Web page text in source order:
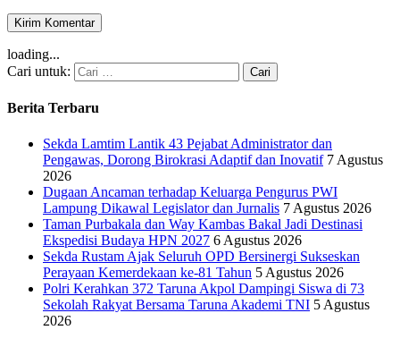
loading...
Cari untuk:
Berita Terbaru
Sekda Lamtim Lantik 43 Pejabat Administrator dan
Pengawas, Dorong Birokrasi Adaptif dan Inovatif 7 Agustus
2026
Dugaan Ancaman terhadap Keluarga Pengurus PWI
Lampung Dikawal Legislator dan Jurnalis 7 Agustus 2026
Taman Purbakala dan Way Kambas Bakal Jadi Destinasi
Ekspedisi Budaya HPN 2027 6 Agustus 2026
Sekda Rustam Ajak Seluruh OPD Bersinergi Sukseskan
Perayaan Kemerdekaan ke-81 Tahun 5 Agustus 2026
Polri Kerahkan 372 Taruna Akpol Dampingi Siswa di 73
Sekolah Rakyat Bersama Taruna Akademi TNI 5 Agustus
2026